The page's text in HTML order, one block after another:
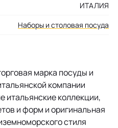
ИТАЛИЯ
Наборы и столовая посуда
марка посуды и
компании
итальянские коллекции,
и форм и оригинальная
стиля